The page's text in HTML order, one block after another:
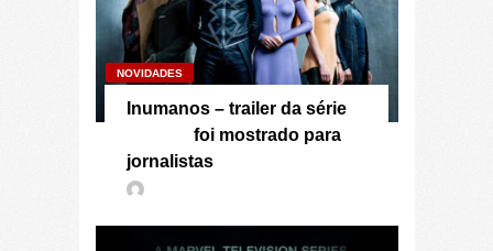
NOVIDADES
Inumanos – trailer da série
foi mostrado para
jornalistas